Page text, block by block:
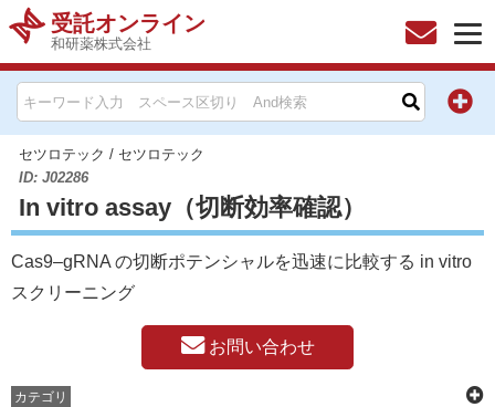
受託オンライン
和研薬株式会社
セツロテック / セツロテック
ID: J02286
In vitro assay（切断効率確認）
Cas9–gRNA の切断ポテンシャルを迅速に比較する in vitro
スクリーニング
お問い合わせ
カテゴリ
HOME
お問い合わせ
お知らせ
キャンペーン情報一覧
メーカー別索引